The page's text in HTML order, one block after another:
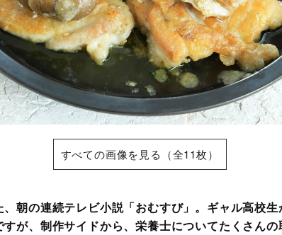
すべての画像を見る（全11枚）
朝の連続テレビ小説「おむすび」。ギャル高校
が、制作サイドから、栄養士についてたくさん